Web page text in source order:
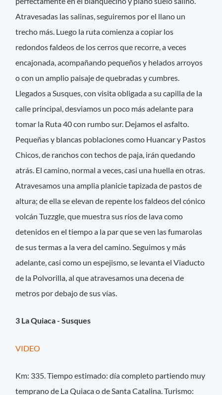
Atravesadas las salinas, seguiremos por el llano un
trecho más. Luego la ruta comienza a copiar los
redondos faldeos de los cerros que recorre, a veces
encajonada, acompañando pequeños y helados arroyos
o con un amplio paisaje de quebradas y cumbres.
Llegados a Susques, con visita obligada a su capilla de la
calle principal, desviamos un poco más adelante para
tomar la Ruta 40 con rumbo sur. Dejamos el asfalto.
Pequeñas y blancas poblaciones como Huancar y Pastos
Chicos, de ranchos con techos de paja, irán quedando
atrás. El camino, normal a veces, casi una huella en otras.
Atravesamos una amplia planicie tapizada de pastos de
altura; de ella se elevan de repente los faldeos del cónico
volcán Tuzzgle, que muestra sus ríos de lava como
detenidos en el tiempo a la par que se ven las fumarolas
de sus termas a la vera del camino. Seguimos y más
adelante, casi como un espejismo, se levanta el Viaducto
de la Polvorilla, al que atravesamos una decena de
metros por debajo de sus vías.
3 La Quiaca - Susques
VIDEO
Km: 335. Tiempo estimado: día completo partiendo muy
temprano de La Quiaca o de Santa Catalina. Turismo: